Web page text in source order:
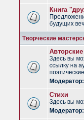
Книга
будущих
Творческие
Здесь вы
ссылку на
Модератор:
Стихи
Здесь вы
Модератор: